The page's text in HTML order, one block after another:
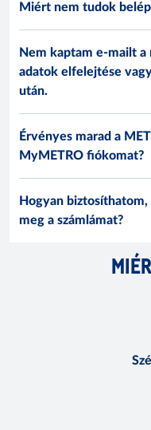
Miért nem tudok
Nem kaptam e-mailt a
adatok elfelejtése
után.
Érvényes marad a
MyMETRO fiókomat?
Hogyan
meg a számlámat?